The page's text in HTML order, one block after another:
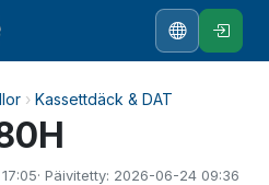
› Kassettdäck & DAT
· Päivitetty: 2026-06-24 09:36